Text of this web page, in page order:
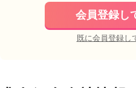
会員登録し
既に会員登録し